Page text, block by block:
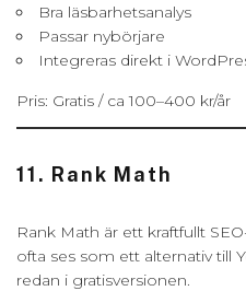
Bra läsbarhetsanalys
Passar nybörjare
Integreras direkt i
Pris: Gratis / ca 100–400 kr/år
11. Rank Math
Rank Math är ett kraftfullt
ofta ses som ett alternativ till
redan i gratisversionen.